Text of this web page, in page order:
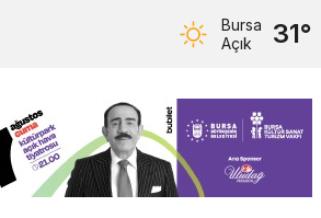
Bursa
Açık
31°